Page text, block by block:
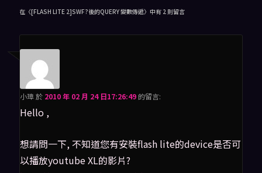
在〈[FLASH LITE 2]SWF?後的QUERY 變數傳遞〉中有 2 則留言
小璋於 2010 年 02 月 24 日17:26:49的留言:
Hello ,
想請問一下, 不知道您有安裝flash lite的device是否可
以播放youtube XL的影片?